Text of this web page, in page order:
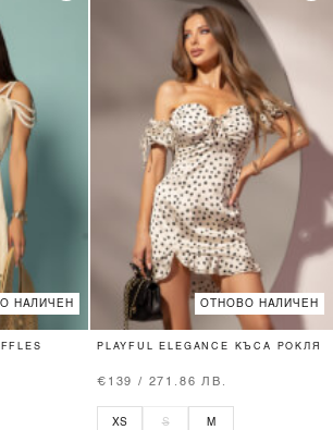
НАЛИЧЕН ОТНОВО НАЛИЧЕН
PLAYFUL ELEGANCE КЪСА РОКЛЯ
€139 / 271.86 ЛВ.
XS S M